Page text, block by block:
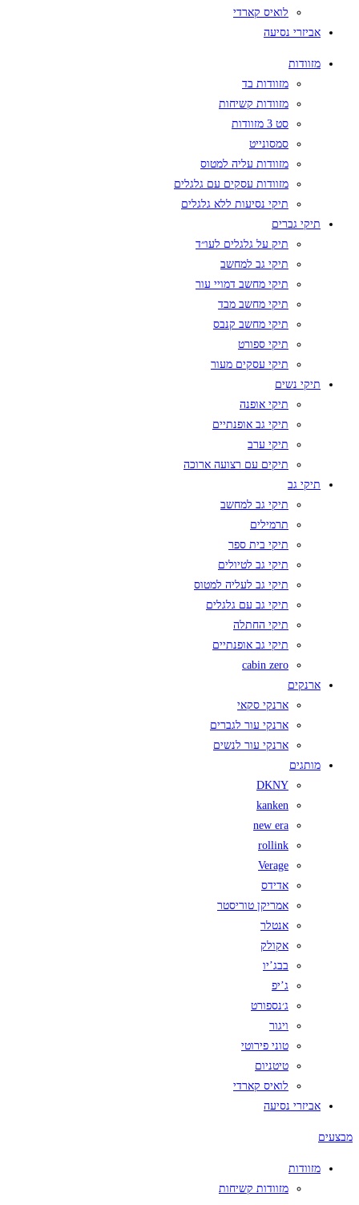
לואיס קארדי
אביזרי נסיעה
מזוודות
מזוודות בד
מזוודות קשיחות
סט 3 מזוודות
סמסונייט
מזוודות עליה למטוס
מזוודות עסקים עם גלגלים
תיקי נסיעות ללא גלגלים
תיקי גברים
תיק על גלגלים לעו״ד
תיקי גב למחשב
תיקי מחשב דמויי עור
תיקי מחשב מבד
תיקי מחשב קנבס
תיקי ספורט
תיקי עסקים מעור
תיקי נשים
תיקי אופנה
תיקי גב אופנתיים
תיקי ערב
תיקים עם רצועה ארוכה
תיקי גב
תיקי גב למחשב
תרמילים
תיקי בית ספר
תיקי גב לטיולים
תיקי גב לעליה למטוס
תיקי גב עם גלגלים
תיקי החתלה
תיקי גב אופנתיים
cabin zero
ארנקים
ארנקי סקאי
ארנקי עור לגברים
ארנקי עור לנשים
מותגים
DKNY
kanken
new era
rollink
Verage
אדידס
אמריקן טוריסטר
אנטלר
אקולק
בבג’יו
ג’יפ
ג׳נספורט
ויגור
טוני פירוטי
טיטניום
לואיס קארדי
אביזרי נסיעה
מבצעים
מזוודות
מזוודות קשיחות